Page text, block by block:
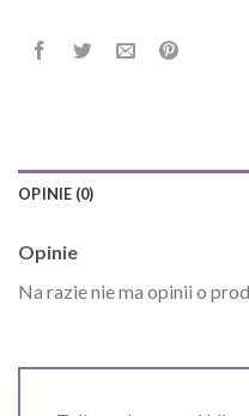
OPINIE (0)
Opinie
Na razie nie ma opinii o